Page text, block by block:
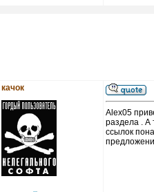
качок
Alex05
раздела . А
ссылок